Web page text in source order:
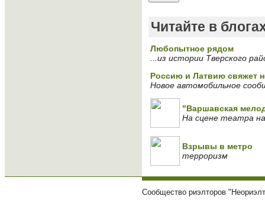
Читайте в
Любопытное рядом
...из истории Тверского
Россию и Латвию свяжет
Новое автомобильное
"Варшавская
На сцене театра
Взрывы в метро
терроризм
Сообщество риэлторов